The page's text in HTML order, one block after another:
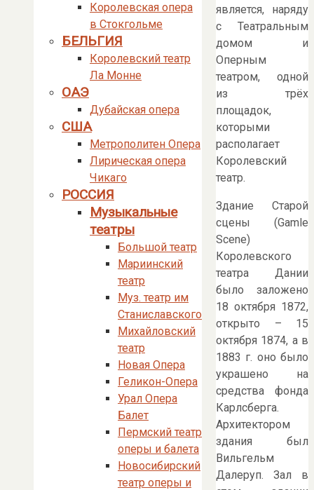
является, наряду
с Театральным
домом и
Оперным
театром, одной
из трёх
площадок,
которыми
располагает
Королевский
театр.
Здание Старой
сцены (Gamle
Scene)
Королевского
театра Дании
было заложено
18 октября 1872,
открыто – 15
октября 1874, а в
1883 г. оно было
украшено на
средства фонда
Карлсберга.
Архитектором
здания был
Вильгельм
Далеруп. Зал в
Королевская опера
в Стокгольме
БЕЛЬГИЯ
Королевский театр
Ла Монне
ОАЭ
Дубайская опера
США
Метрополитен Опера
Лирическая опера
Чикаго
РОССИЯ
Музыкальные
театры
Большой театр
Мариинский
театр
Муз. театр им
Станиславского
Михайловский
театр
Новая Опера
Геликон-Опера
Урал Опера
Балет
Пермский театр
оперы и балета
Новосибирский
театр оперы и